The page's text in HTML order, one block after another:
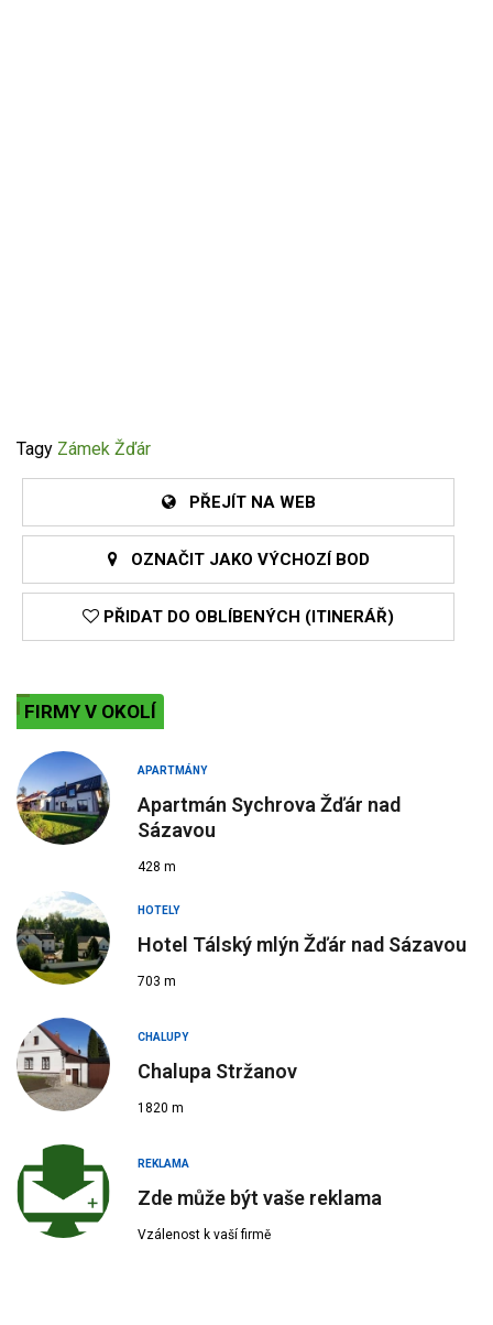
Tagy Zámek Žďár
PŘEJÍT NA WEB
OZNAČIT JAKO VÝCHOZÍ BOD
PŘIDAT DO OBLÍBENÝCH (ITINERÁŘ)
FIRMY V OKOLÍ
APARTMÁNY
Apartmán Sychrova Žďár nad
Sázavou
428 m
HOTELY
Hotel Tálský mlýn Žďár nad Sázavou
703 m
CHALUPY
Chalupa Stržanov
1820 m
REKLAMA
Zde může být vaše reklama
Vzálenost k vaší firmě